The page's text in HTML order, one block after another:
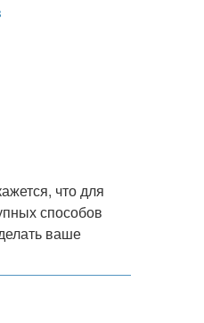
что для
способов
ваше